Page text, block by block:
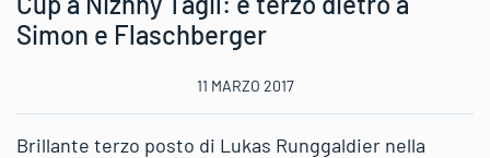
Simon e Flaschberger
11 MARZO 2017
Brillante terzo posto di Lukas Runggaldier nella